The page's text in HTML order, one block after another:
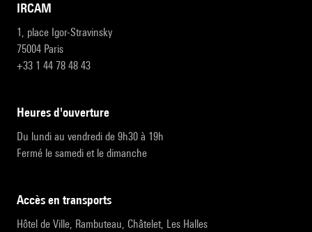
IRCAM
1, place Igor-Stravinsky
75004 Paris
+33 1 44 78 48 43
heures d'ouverture
Du lundi au vendredi de 9h30 à 19h
Fermé le samedi et le dimanche
accès en transports
Hôtel de Ville, Rambuteau, Châtelet, Les Halles